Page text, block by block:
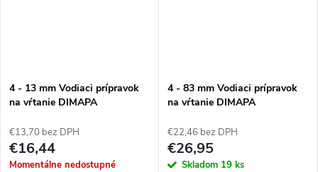
4 - 13 mm Vodiaci prípravok
na vŕtanie DIMAPA
€13,70 bez DPH
€16,44
Momentálne nedostupné
4 - 83 mm Vodiaci prípravok
na vŕtanie DIMAPA
€22,46 bez DPH
€26,95
Skladom 19 ks